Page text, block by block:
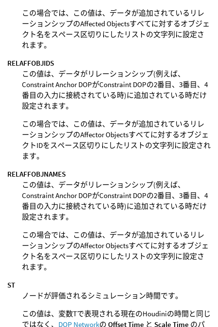
この場合では、この値は、データが追加されているリレ
ーションシップのAffected Objectsすべてに対するオブジェ
クト名をスペース区切りにしたリストの文字列に設定さ
れます。
RELAFFOBJIDS
この値は、データがリレーションシップ(例えば、
Constraint Anchor DOPがConstraint DOPの2番目、3番目、4
番目の入力に接続されている時)に追加されている時だけ
設定されます。
この場合では、この値は、データが追加されているリレ
ーションシップのAffector Objectsすべてに対するオブジェ
クトIDをスペース区切りにしたリストの文字列に設定され
ます。
RELAFFOBJNAMES
この値は、データがリレーションシップ(例えば、
Constraint Anchor DOPがConstraint DOPの2番目、3番目、4
番目の入力に接続されている時)に追加されている時だけ
設定されます。
この場合では、この値は、データが追加されているリレ
ーションシップのAffector Objectsすべてに対するオブジェ
クト名をスペース区切りにしたリストの文字列に設定さ
れます。
ST
ノードが評価されるシミュレーション時間です。
この値は、変数Tで表現される現在のHoudiniの時間と同じ
ではなく、 DOP Networkの Offset Time と Scale Time のパ